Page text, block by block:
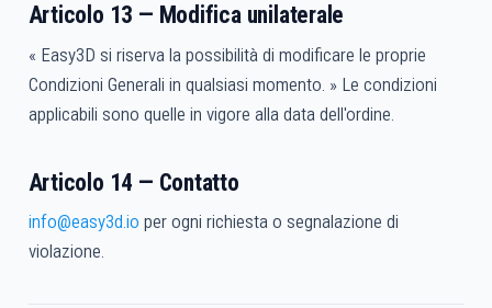
Articolo 13 — Modifica unilaterale
« Easy3D si riserva la possibilità di modificare le proprie
Condizioni Generali in qualsiasi momento. » Le condizioni
applicabili sono quelle in vigore alla data dell'ordine.
Articolo 14 — Contatto
info@easy3d.io per ogni richiesta o segnalazione di
violazione.